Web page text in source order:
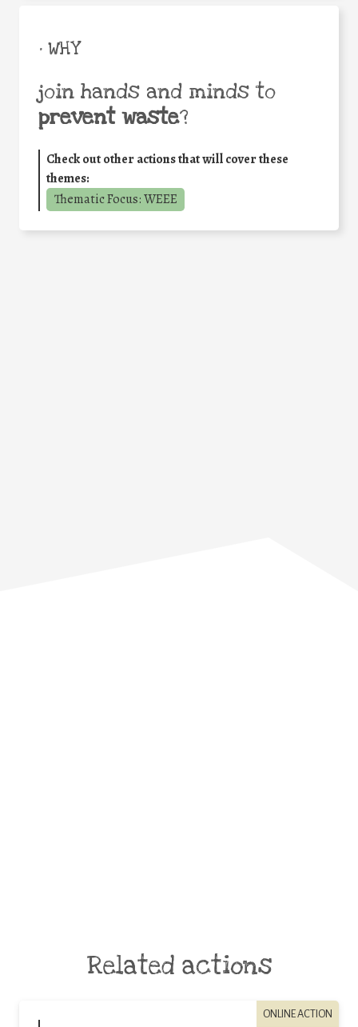
• WHY
join hands and minds to
prevent waste?
Check out other actions that will cover these
themes:
Thematic Focus: WEEE
Related actions
ONLINE ACTION